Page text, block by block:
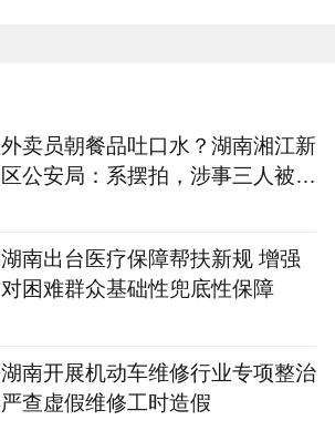
外卖员朝餐品吐口水？湖南湘江新
区公安局：系摆拍，涉事三人被行
湖南出台医疗保障帮扶新规 增强
对困难群众基础性兜底性保障
湖南开展机动车维修行业专项整治
严查虚假维修工时造假